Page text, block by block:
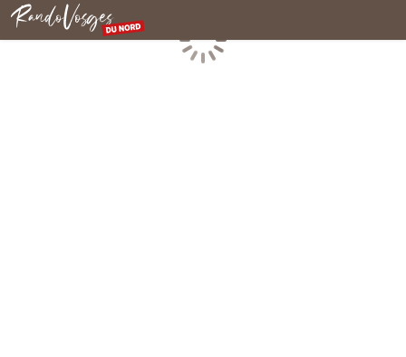
Rando Vosges du Nord
Chargement